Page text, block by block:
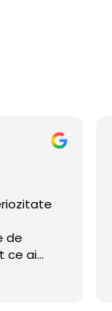
calitate
de